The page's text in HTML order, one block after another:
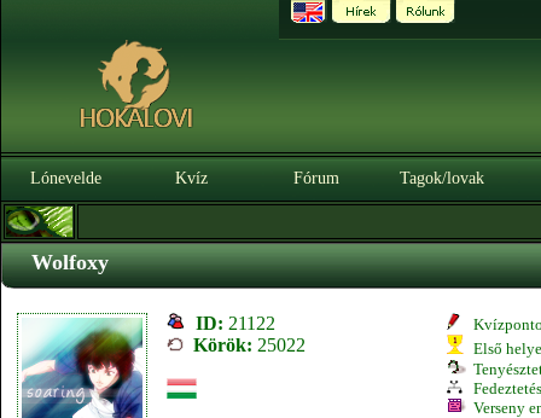
Lónevelde Kvíz Fórum Tagok/lovak
Wolfoxy
ID: 21122
Körök: 25022
Első
Verseny